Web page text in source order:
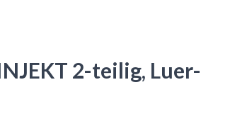
2-teilig, Luer-